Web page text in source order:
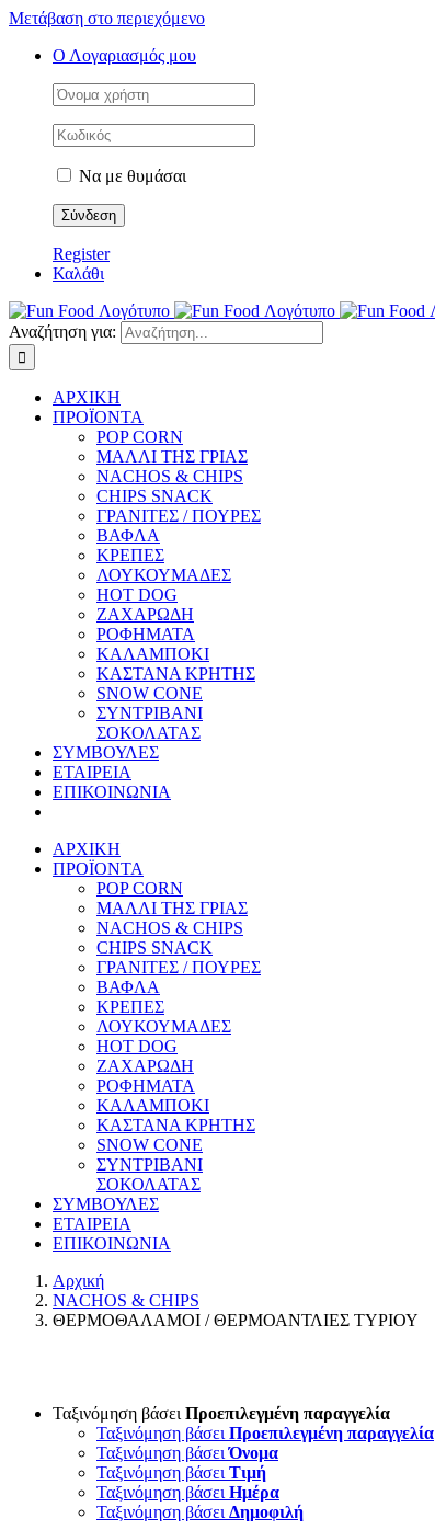
Μετάβαση στο περιεχόμενο
Ο Λογαριασμός μου
Να με θυμάσαι
Register
Καλάθι
Αναζήτηση για:
ΑΡΧΙΚΗ
ΠΡΟΪΟΝΤΑ
POP CORN
ΜΑΛΛΙ ΤΗΣ ΓΡΙΑΣ
NACHOS & CHIPS
CHIPS SNACK
ΓΡΑΝΙΤΕΣ / ΠΟΥΡΕΣ
ΒΑΦΛΑ
ΚΡΕΠΕΣ
ΛΟΥΚΟΥΜΑΔΕΣ
HOT DOG
ΖΑΧΑΡΩΔΗ
ΡΟΦΗΜΑΤΑ
ΚΑΛΑΜΠΟΚΙ
ΚΑΣΤΑΝΑ ΚΡΗΤΗΣ
SNOW CONE
ΣΥΝΤΡΙΒΑΝΙ
ΣΟΚΟΛΑΤΑΣ
ΣΥΜΒΟΥΛΕΣ
ΕΤΑΙΡΕΙΑ
ΕΠΙΚΟΙΝΩΝΙΑ
ΑΡΧΙΚΗ
ΠΡΟΪΟΝΤΑ
POP CORN
ΜΑΛΛΙ ΤΗΣ ΓΡΙΑΣ
NACHOS & CHIPS
CHIPS SNACK
ΓΡΑΝΙΤΕΣ / ΠΟΥΡΕΣ
ΒΑΦΛΑ
ΚΡΕΠΕΣ
ΛΟΥΚΟΥΜΑΔΕΣ
HOT DOG
ΖΑΧΑΡΩΔΗ
ΡΟΦΗΜΑΤΑ
ΚΑΛΑΜΠΟΚΙ
ΚΑΣΤΑΝΑ ΚΡΗΤΗΣ
SNOW CONE
ΣΥΝΤΡΙΒΑΝΙ
ΣΟΚΟΛΑΤΑΣ
ΣΥΜΒΟΥΛΕΣ
ΕΤΑΙΡΕΙΑ
ΕΠΙΚΟΙΝΩΝΙΑ
Αρχική
NACHOS & CHIPS
ΘΕΡΜΟΘΑΛΑΜΟΙ / ΘΕΡΜΟΑΝΤΛΙΕΣ ΤΥΡΙΟΥ
Ταξινόμηση βάσει Προεπιλεγμένη παραγγελία
Ταξινόμηση βάσει Προεπιλεγμένη παραγγελία
Ταξινόμηση βάσειΌνομα
Ταξινόμηση βάσει Τιμή
Ταξινόμηση βάσει Ημέρα
Ταξινόμηση βάσει Δημοφιλή